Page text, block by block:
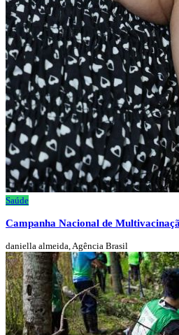
Saúde
Campanha Nacional de
daniella almeida, Agência Brasil